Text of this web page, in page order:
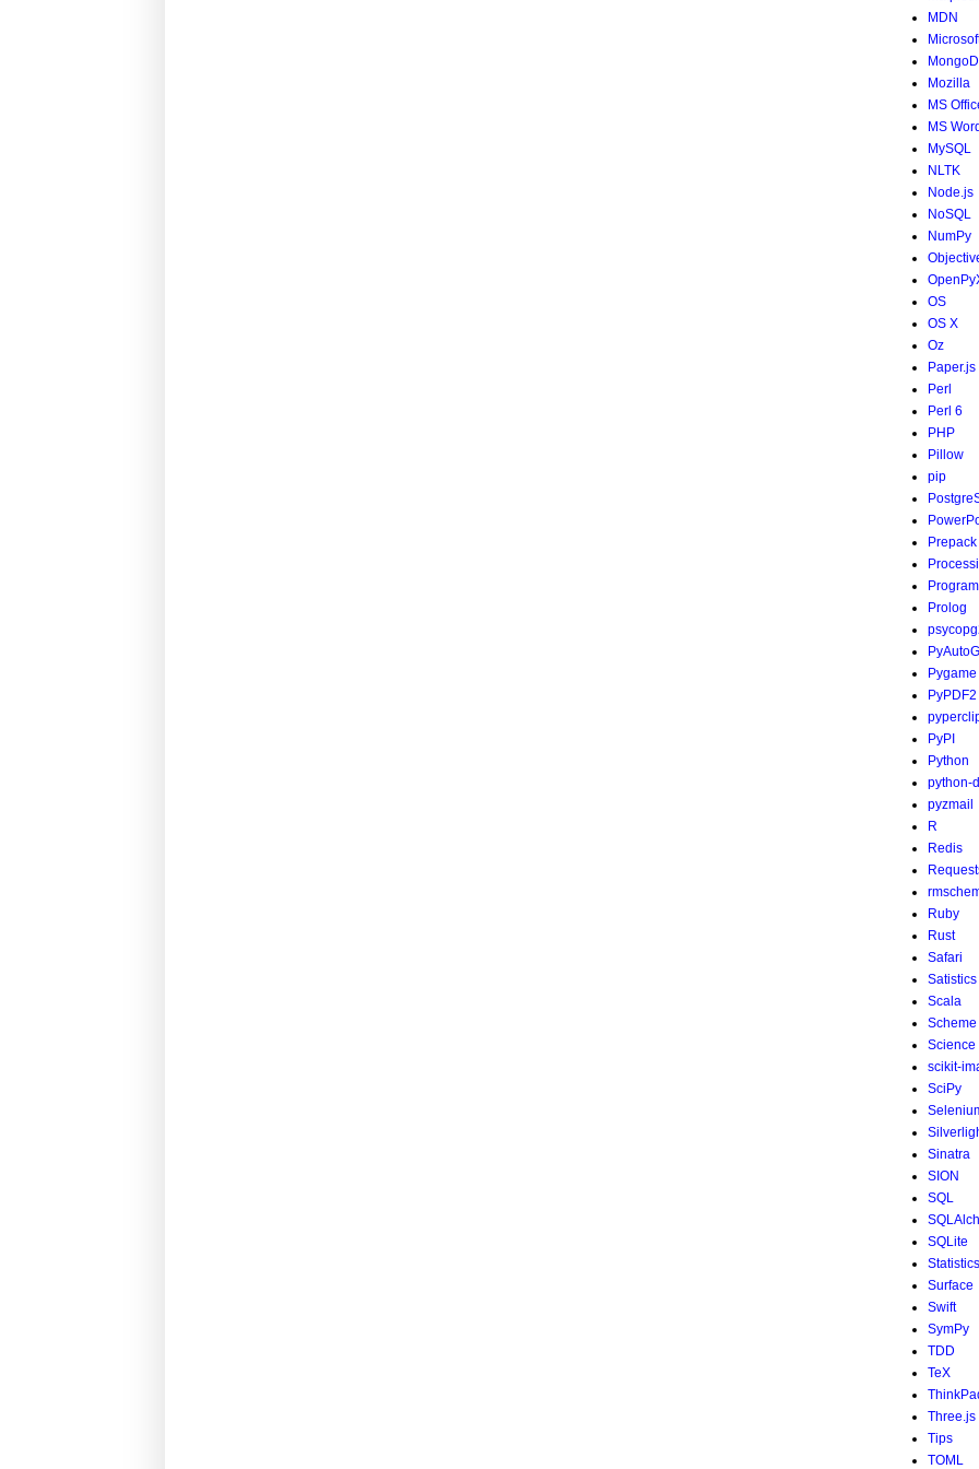
MDN
Mozilla
MS
MS Word
MySQL
NLTK
Node.js
NoSQL
NumPy
OS
OS X
Oz
Paper.js
Perl
Perl 6
PHP
Pillow
pip
Prepack
Prolog
Pygame
PyPDF2
PyPI
Python
python-
pyzmail
R
Redis
Ruby
Rust
Safari
Satistics
Scala
Scheme
Science
scikit-
SciPy
Sinatra
SION
SQL
SQLite
Statistics
Surface
Swift
SymPy
TDD
TeX
Three.js
Tips
TOML